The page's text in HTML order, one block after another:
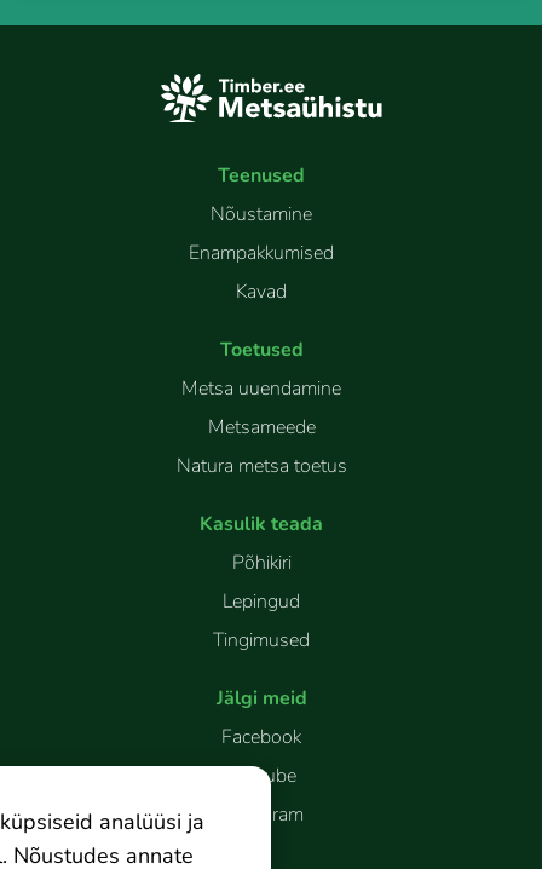
analüüsi ja
Nõustudes annate
Teenused
Nõustamine
Enampakkumised
Kavad
Toetused
Metsa uuendamine
Metsameede
Natura metsa toetus
Kasulik teada
Põhikiri
Lepingud
Tingimused
Jälgi meid
Facebook
Youtube
Instagram